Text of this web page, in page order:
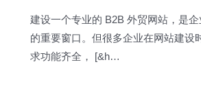
建设一个专业的 B2B 外贸网站，是
的重要窗口。但很多企业在网站建设
求功能齐全， [&h…